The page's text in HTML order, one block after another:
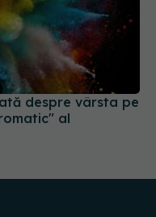
despre vârsta pe
al